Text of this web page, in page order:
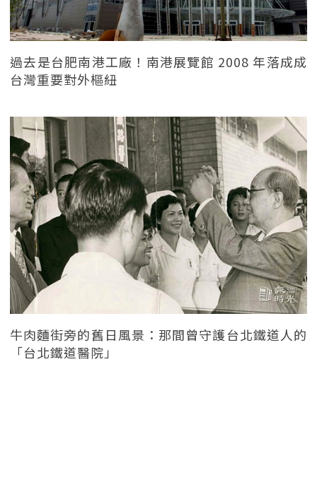
過去是台肥南港工廠！南港展覽館 2008 年落成成
台灣重要對外樞紐
牛肉麵街旁的舊日風景：那間曾守護台北鐵道人的
「台北鐵道醫院」